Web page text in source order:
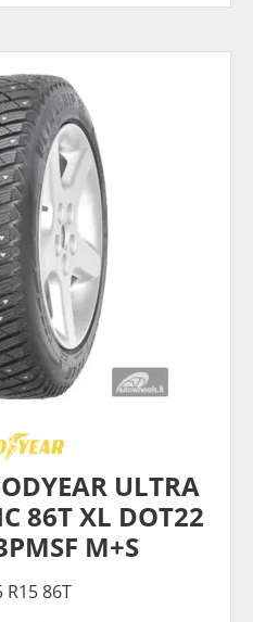
ULTRA
86T XL DOT22
M+S
R15 86T